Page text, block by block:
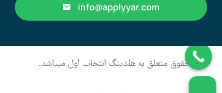
info@applyyar.com
کلیه حقوق متعلق به هلدینگ انتخاب اول میباشد.